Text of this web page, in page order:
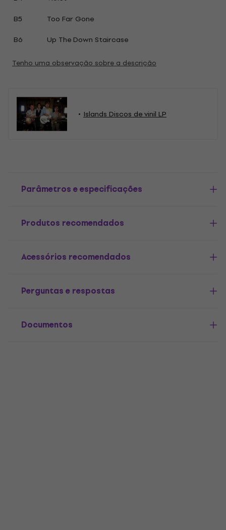
B5
Too Far Gone
B6
Up The Down Staircase
Tenho uma observação sobre a descrição
Islands Discos de vinil LP
Parâmetros e especificações
Produtos recomendados
Acessórios recomendados
Perguntas e respostas
Documentos